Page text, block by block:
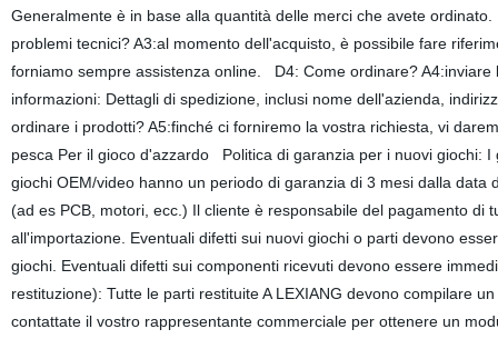
Generalmente è in base alla quantità delle merci che avete
problemi tecnici? A3:al momento dell'acquisto, è possibile fare
forniamo sempre assistenza online. D4: Come ordinare?
informazioni: Dettagli di spedizione, inclusi nome dell'azienda,
ordinare i prodotti? A5:finché ci forniremo la vostra richiesta, vi
pesca Per il gioco d'azzardo Politica di garanzia per i nuovi giochi:
giochi OEM/video hanno un periodo di garanzia di 3 mesi dalla
(ad es PCB, motori, ecc.) Il cliente è responsabile del pagamento
all'importazione. Eventuali difetti sui nuovi giochi o parti devono
giochi. Eventuali difetti sui componenti ricevuti devono essere
restituzione): Tutte le parti restituite A LEXIANG devono compilare
contattate il vostro rappresentante commerciale per ottenere un